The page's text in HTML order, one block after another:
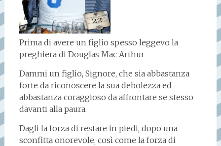
Prima di avere un figlio spesso leggevo la
preghiera di Douglas Mac Arthur
Dammi un figlio, Signore, che sia abbastanza
forte da riconoscere la sua debolezza ed
abbastanza coraggioso da affrontare se stesso
davanti alla paura.
Dagli la forza di restare in piedi, dopo una
sconfitta onorevole, così come la forza di